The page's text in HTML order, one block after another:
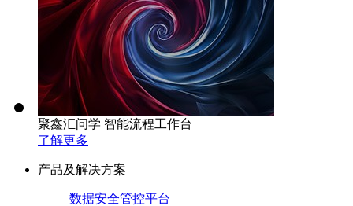
聚鑫汇问学 智能流程工作台
了解更多
产品及解决方案
数据安全管控平台